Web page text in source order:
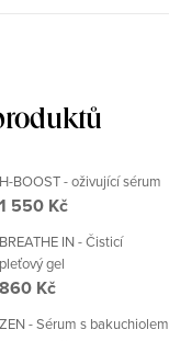
H-BOOST - oživující sérum
1 550 Kč
BREATHE IN - Čisticí
pleťový gel
860 Kč
ZEN - Sérum s bakuchiolem